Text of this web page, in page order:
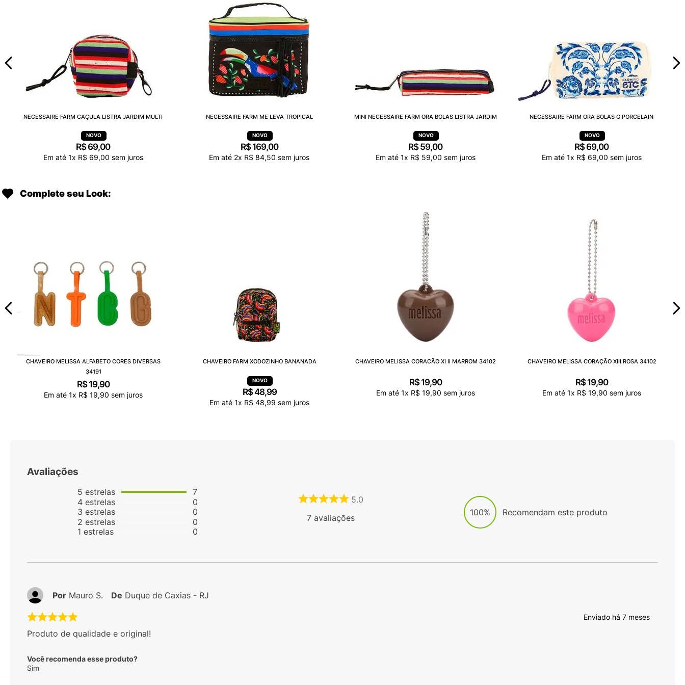
NECESSAIRE FARM CAÇULA LISTRA JARDIM MULTI
R$69,00
Em até 1x R$ 69,00 sem juros
NECESSAIRE FARM ME LEVA TROPICAL
R$ 169,00
Em até 2x R$ 84,50 sem juros
MINI NECESSAIRE FARM ORA BOLAS LISTRA JARDIM
R$59,00
Em até 1x R$ 59,00 sem juros
NECESSAIRE FARM ORA BOLAS G PORCELAIN
R$69,00
Em até 1x R$ 69,00 sem juros
Complete seu Look:
CHAVEIRO MELISSA ALFABETO CORES DIVERSAS
34191
R$ 19,90
Em até 1x R$ 19,90 sem juros
CHAVEIRO FARM XODOZINHO BANANADA
R$48,99
Em até 1x R$ 48,99 sem juros
CHAVEIRO MELISSA CORACÃO XI II MARROM 34102
R$ 19,90
Em até 1x R$ 19,90 sem juros
CHAVEIRO MELISSA CORAÇÃO XIII ROSA 34102
R$ 19,90
Em até 1x R$ 19,90 sem juros
Avaliações
5 estrelas
4estrelas
3 estrelas
2 estrelas
1 estrelas
7
0
0
0
0
5.0
7avaliações
100% Recomendam este produto
Enviado há 7 meses
Produto de qualidade e original!
Você recomenda esse produto?
Sim
Por Mauro S. De Duque de Caxias - RJ